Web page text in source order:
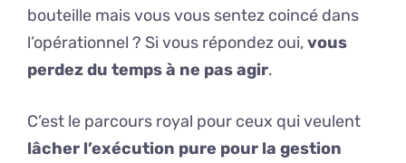
bouteille mais vous vous sentez coincé dans
l’opérationnel ? Si vous répondez oui,vous
perdez du temps à ne pas agir.
C’est le parcours royal pour ceux qui veulent
lâcher l’exécution pure pour la gestion